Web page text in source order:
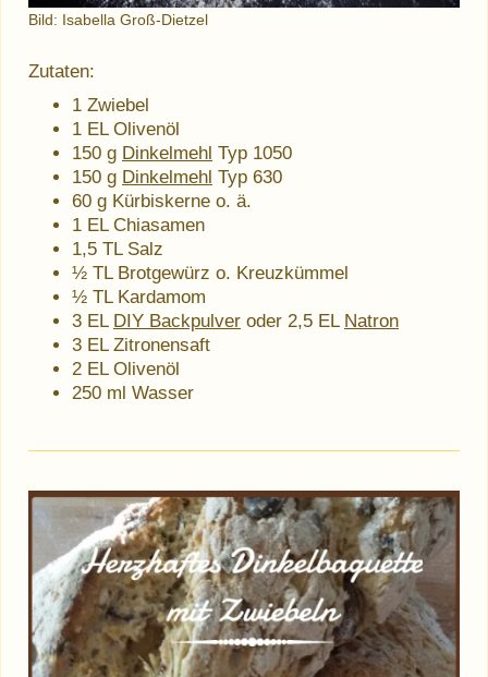
Bild: Isabella Groß-Dietzel
Zutaten:
1 Zwiebel
1 EL Olivenöl
150 g Dinkelmehl Typ 1050
150 g Dinkelmehl Typ 630
60 g Kürbiskerne o. ä.
1 EL Chiasamen
1,5 TL Salz
½ TL Brotgewürz o. Kreuzkümmel
½ TL Kardamom
3 EL DIY Backpulver oder 2,5 EL Natron
3 EL Zitronensaft
2 EL Olivenöl
250 ml Wasser